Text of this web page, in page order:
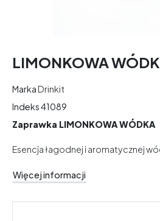
LIMONKOWA
MarkaDrinkit
Indeks41089
Zaprawka LIMONKOWA WÓDKA
Esencja łagodnej i aromatycznej
Więcej informacji